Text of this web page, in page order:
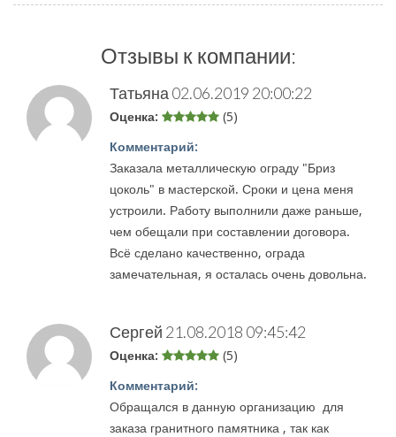
Отзывы к компании:
Татьяна 02.06.2019 20:00:22
Оценка: (5)
Комментарий:
Заказала металлическую ограду "Бриз
цоколь" в мастерской. Сроки и цена меня
устроили. Работу выполнили даже раньше,
чем обещали при составлении договора.
Всё сделано качественно, ограда
замечательная, я осталась очень довольна.
Сергей 21.08.2018 09:45:42
Оценка: (5)
Комментарий:
Обращался в данную организацию для
заказа гранитного памятника , так как